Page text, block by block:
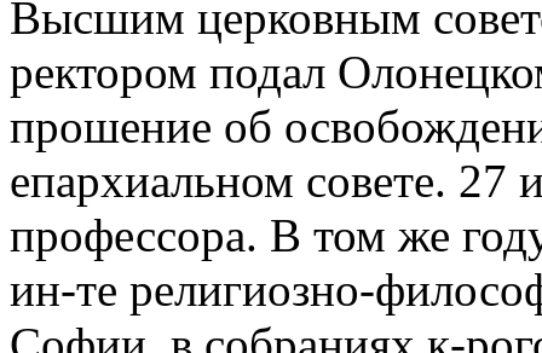
Высшим церковным
ректором подал
прошение об
епархиальном совете. 27
профессора. В том же
ин-те религиозно-